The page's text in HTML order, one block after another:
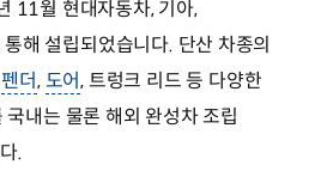
11월 현대자동차, 기아,
해 설립되었습니다. 단산 차종의
펜더,도어, 트렁크 리드 등 다양한
내는 물론 해외 완성차 조립
.